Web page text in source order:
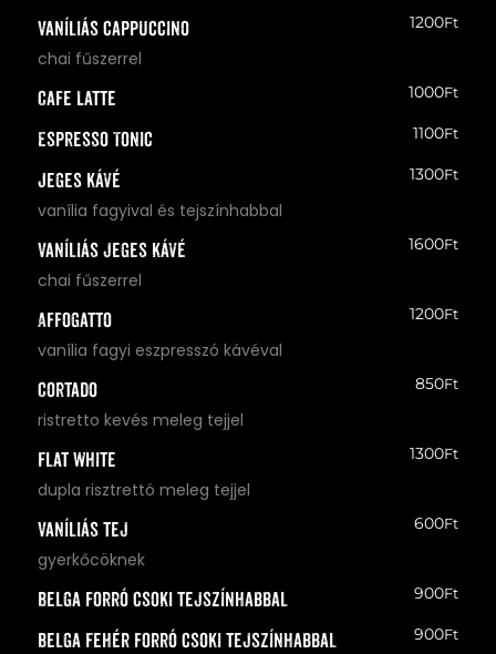
Vaníliás cappuccino
chai fűszerrel
1200Ft
Cafe Latte 1000Ft
Espresso Tonic 1100Ft
Jeges kávé
vanília fagyival és tejszínhabbal
1300Ft
Vaníliás jeges kávé
chai fűszerrel
1600Ft
Affogatto
vanília fagyi eszpresszó kávéval
1200Ft
Cortado
ristretto kevés meleg tejjel
850Ft
Flat White
dupla risztrettó meleg tejjel
1300Ft
Vaníliás tej
gyerkőcöknek
600Ft
Belga forró csoki tejszínhabbal 900Ft
Belga Fehér forró csoki tejszínhabbal 900Ft